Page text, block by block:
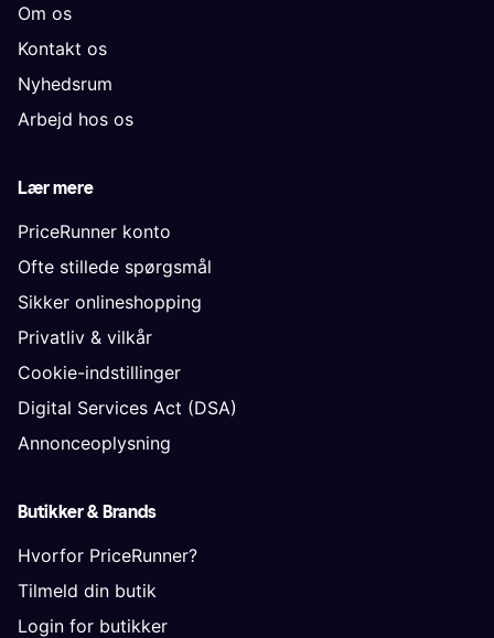
Om os
Kontakt os
Nyhedsrum
Arbejd hos os
Lær mere
PriceRunner konto
Ofte stillede spørgsmål
Sikker onlineshopping
Privatliv & vilkår
Cookie-indstillinger
Digital Services Act (DSA)
Annonceoplysning
Butikker & Brands
Hvorfor PriceRunner?
Tilmeld din butik
Login for butikker